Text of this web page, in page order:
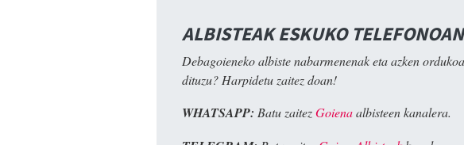
ALBISTEAK ESKUKO TELEFONOAN
Debagoieneko albiste nabarmenenak eta azken
dituzu? Harpidetu zaitez doan!
WHATSAPP: Batu zaitezGoienaalbisteen kanalera.